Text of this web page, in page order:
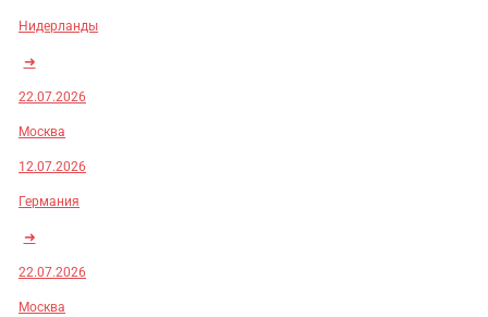
Нидерланды
➜
22.07.2026
Москва
12.07.2026
Германия
➜
22.07.2026
Москва